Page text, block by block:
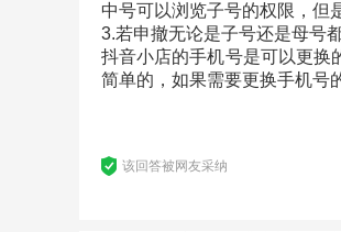
中号可以浏览子号的权限，但
3.若申撤无论是子号还是母号
抖音小店的手机号是可以更换
简单的，如果需要更换手机号
该回答被网友采纳